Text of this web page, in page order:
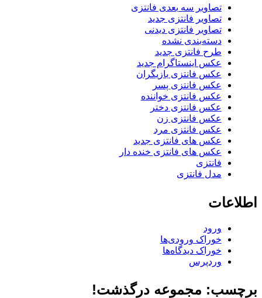
تصاویر سه بعدی فانتزی
تصاویر فانتزی جدید
تصاویر فانتزی دیدنی
دسته‌بندی نشده
طرح فانتزی جدید
عکس اینستاگرام جدید
عکس فانتزی بازیگران
عکس فانتزی پسر
عکس فانتزی خواننده
عکس فانتزی دختر
عکس فانتزی زن
عکس فانتزی مرد
عکس های فانتزی جدید
عکس های فانتزی خنده دار
فانتزی
مدل فانتزی
اطلاعات
ورود
خوراک ورودی‌ها
خوراک دیدگاه‌ها
وردپرس
برچسب: مجموعه‌ درگذشت!